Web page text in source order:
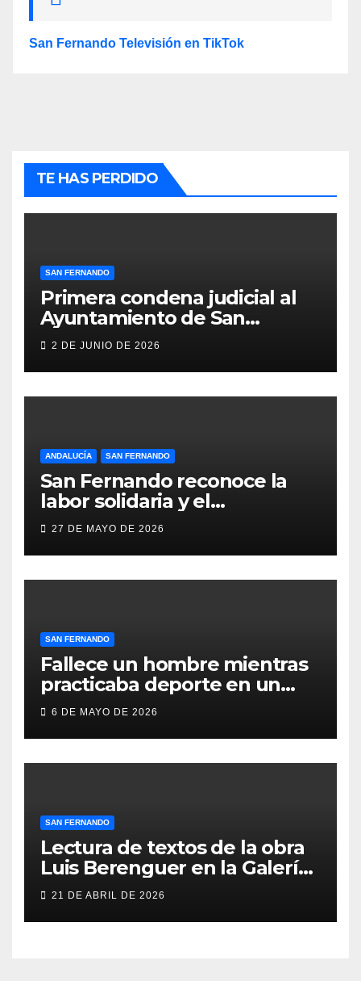
San Fernando Televisión en TikTok
TE HAS PERDIDO
SAN FERNANDO
Primera condena judicial al
Ayuntamiento de San
Fernando por negar
locales lesionados en acto de
servicio
2 DE JUNIO DE 2026
ANDALUCÍA SAN FERNANDO
San Fernando reconoce la
labor solidaria y el
compromiso social de Juan y
San Fernando
27 DE MAYO DE 2026
SAN FERNANDO
Fallece un hombre mientras
practicaba deporte en un
gimnasio de San Fernando
6 DE MAYO DE 2026
SAN FERNANDO
Lectura de textos de la obra
Luis Berenguer en la Galería
ERA
21 DE ABRIL DE 2026